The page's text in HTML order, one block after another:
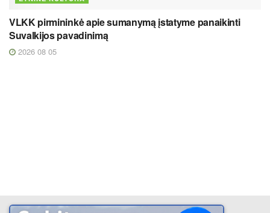
VLKK pirmininkė apie sumanymą įstatyme panaikinti
Suvalkijos pavadinimą
2026 08 05